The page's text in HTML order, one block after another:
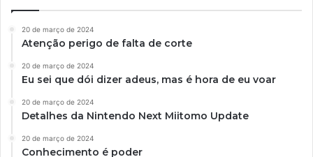
20 de março de 2024
Atenção perigo de falta de corte
20 de março de 2024
Eu sei que dói dizer adeus, mas é hora de eu voar
20 de março de 2024
Detalhes da Nintendo Next Miitomo Update
20 de março de 2024
Conhecimento é poder